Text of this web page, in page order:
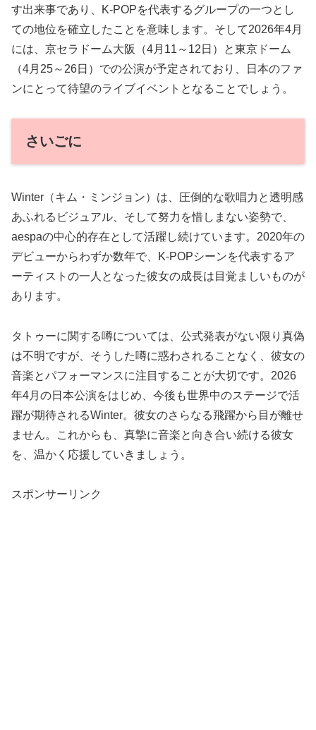
す出来事であり、K-POPを代表するグループの一つとし
ての地位を確立したことを意味します。そして2026年4月
には、京セラドーム大阪（4月11～12日）と東京ドーム
（4月25～26日）での公演が予定されており、日本のファ
ンにとって待望のライブイベントとなることでしょう。
さいごに
Winter（キム・ミンジョン）は、圧倒的な歌唱力と透明感
あふれるビジュアル、そして努力を惜しまない姿勢で、
aespaの中心的存在として活躍し続けています。2020年の
デビューからわずか数年で、K-POPシーンを代表するア
ーティストの一人となった彼女の成長は目覚ましいものが
あります。
タトゥーに関する噂については、公式発表がない限り真偽
は不明ですが、そうした噂に惑わされることなく、彼女の
音楽とパフォーマンスに注目することが大切です。2026
年4月の日本公演をはじめ、今後も世界中のステージで活
躍が期待されるWinter。彼女のさらなる飛躍から目が離せ
ません。これからも、真摯に音楽と向き合い続ける彼女
を、温かく応援していきましょう。
スポンサーリンク